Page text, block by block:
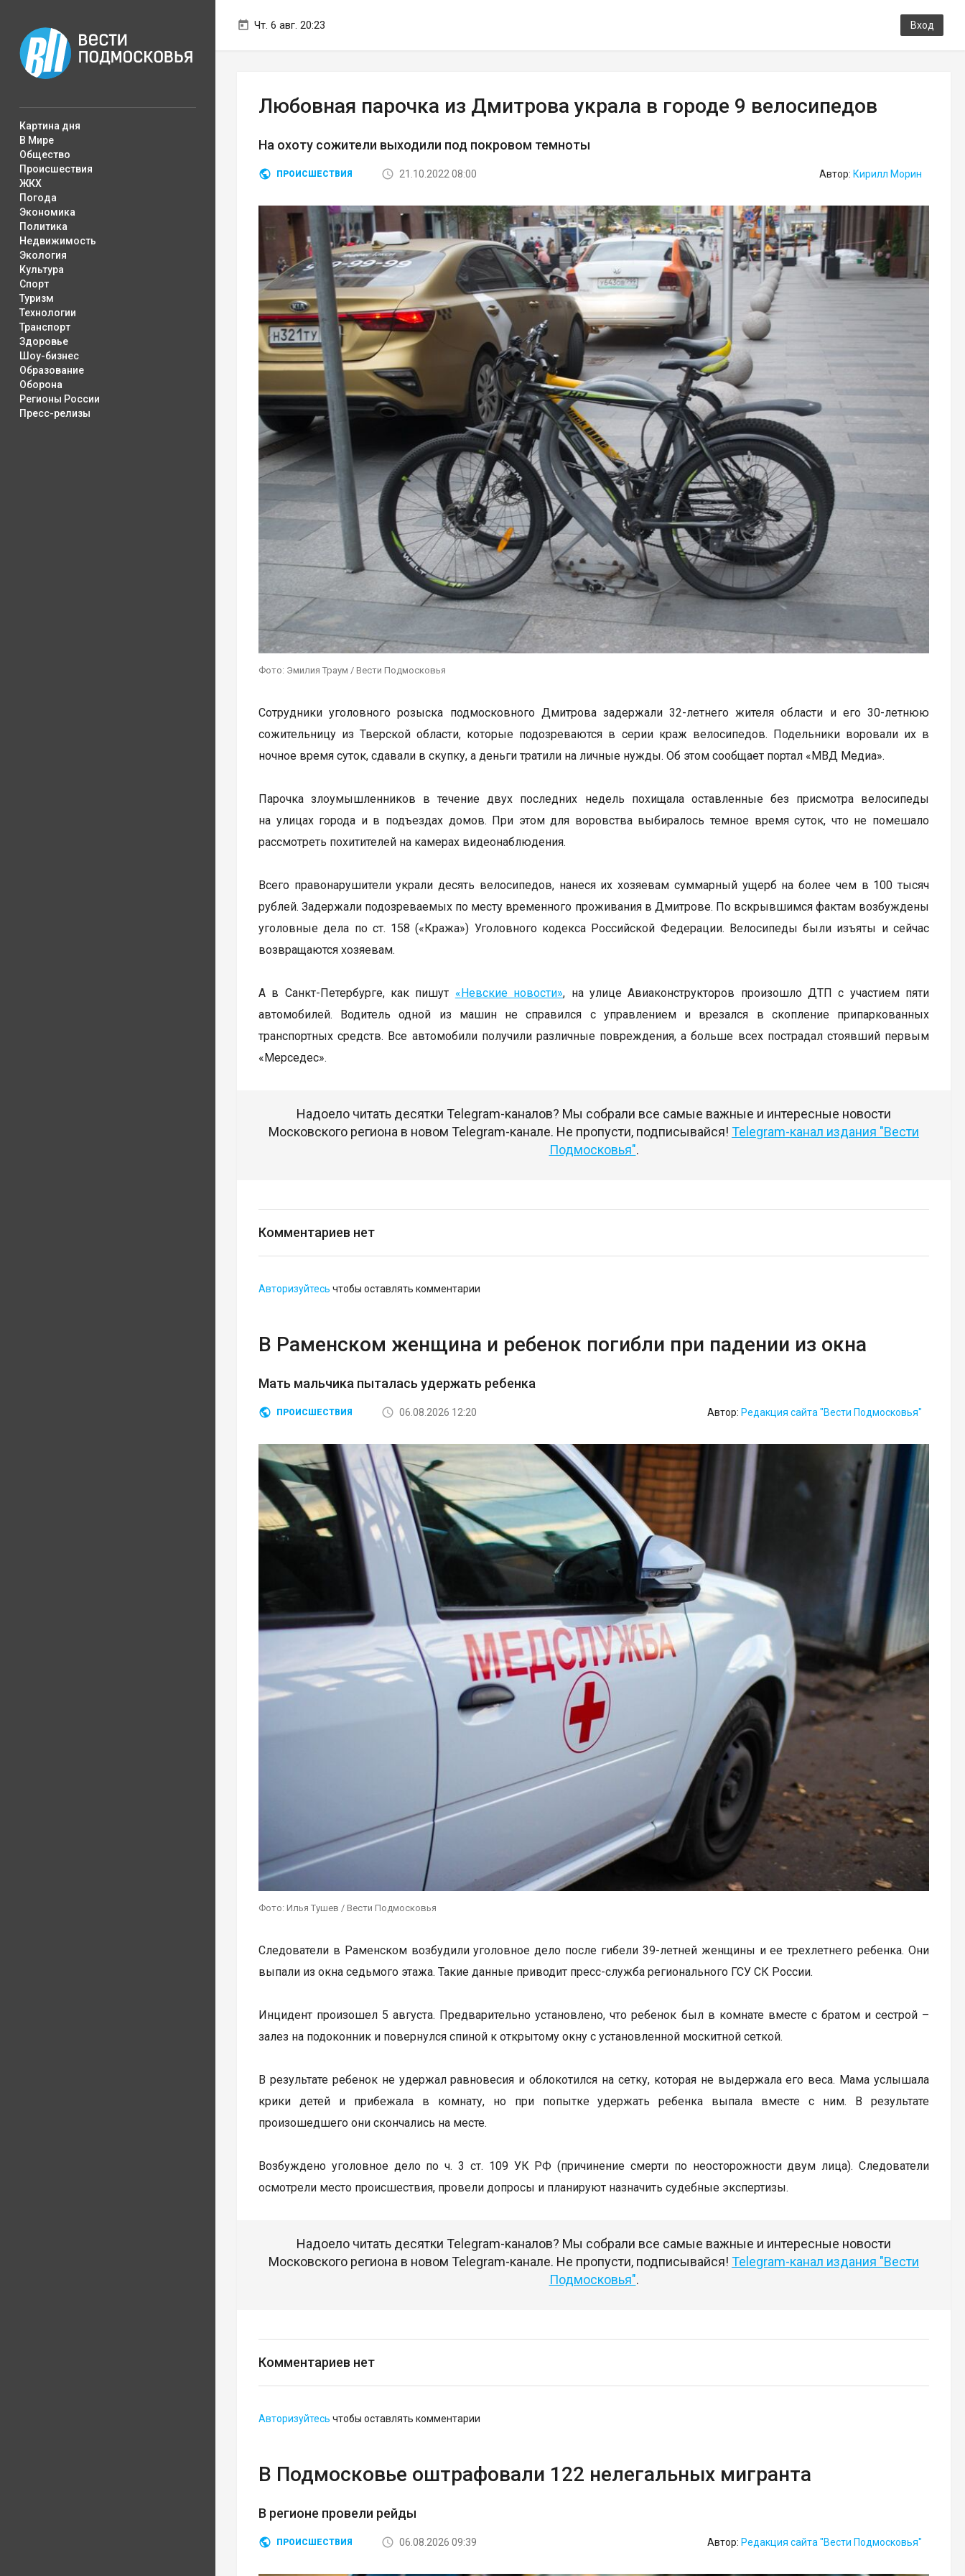
Чт. 6 авг. 20:23 Вход
Картина дня
В Мире
Общество
Происшествия
ЖКХ
Погода
Экономика
Политика
Недвижимость
Экология
Культура
Спорт
Туризм
Технологии
Транспорт
Здоровье
Шоу-бизнес
Образование
Оборона
Регионы России
Пресс-релизы
Любовная парочка из Дмитрова украла в городе 9 велосипедов
На охоту сожители выходили под покровом темноты
ПРОИСШЕСТВИЯ 21.10.2022 08:00 Автор: Кирилл Морин
Фото: Эмилия Траум / Вести Подмосковья
Сотрудники уголовного розыска подмосковного Дмитрова задержали 32-летнего жителя области и его 30-летнюю
сожительницу из Тверской области, которые подозреваются в серии краж велосипедов. Подельники воровали их в
ночное время суток, сдавали в скупку, а деньги тратили на личные нужды. Об этом сообщает портал «МВД Медиа».
Парочка злоумышленников в течение двух последних недель похищала оставленные без присмотра велосипеды
на улицах города и в подъездах домов. При этом для воровства выбиралось темное время суток, что не помешало
рассмотреть похитителей на камерах видеонаблюдения.
Всего правонарушители украли десять велосипедов, нанеся их хозяевам суммарный ущерб на более чем в 100 тысяч
рублей. Задержали подозреваемых по месту временного проживания в Дмитрове. По вскрывшимся фактам возбуждены
уголовные дела по ст. 158 («Кража») Уголовного кодекса Российской Федерации. Велосипеды были изъяты и сейчас
возвращаются хозяевам.
А в Санкт-Петербурге, как пишут «Невские новости», на улице Авиаконструкторов произошло ДТП с участием пяти
автомобилей. Водитель одной из машин не справился с управлением и врезался в скопление припаркованных
транспортных средств. Все автомобили получили различные повреждения, а больше всех пострадал стоявший первым
«Мерседес».
Надоело читать десятки Telegram-каналов? Мы собрали все самые важные и интересные новости
Московского региона в новом Telegram-канале. Не пропусти, подписывайся! Telegram-канал издания "Вести
Подмосковья".
Комментариев нет
Авторизуйтесь чтобы оставлять комментарии
В Раменском женщина и ребенок погибли при падении из окна
Мать мальчика пыталась удержать ребенка
ПРОИСШЕСТВИЯ 06.08.2026 12:20 Автор: Редакция сайта "Вести Подмосковья"
Фото: Илья Тушев / Вести Подмосковья
Следователи в Раменском возбудили уголовное дело после гибели 39-летней женщины и ее трехлетнего ребенка. Они
выпали из окна седьмого этажа. Такие данные приводит пресс-служба регионального ГСУ СК России.
Инцидент произошел 5 августа. Предварительно установлено, что ребенок был в комнате вместе с братом и сестрой –
залез на подоконник и повернулся спиной к открытому окну с установленной москитной сеткой.
В результате ребенок не удержал равновесия и облокотился на сетку, которая не выдержала его веса. Мама услышала
крики детей и прибежала в комнату, но при попытке удержать ребенка выпала вместе с ним. В результате
произошедшего они скончались на месте.
Возбуждено уголовное дело по ч. 3 ст. 109 УК РФ (причинение смерти по неосторожности двум лица). Следователи
осмотрели место происшествия, провели допросы и планируют назначить судебные экспертизы.
Надоело читать десятки Telegram-каналов? Мы собрали все самые важные и интересные новости
Московского региона в новом Telegram-канале. Не пропусти, подписывайся! Telegram-канал издания "Вести
Подмосковья".
Комментариев нет
Авторизуйтесь чтобы оставлять комментарии
В Подмосковье оштрафовали 122 нелегальных мигранта
В регионе провели рейды
ПРОИСШЕСТВИЯ 06.08.2026 09:39 Автор: Редакция сайта "Вести Подмосковья"